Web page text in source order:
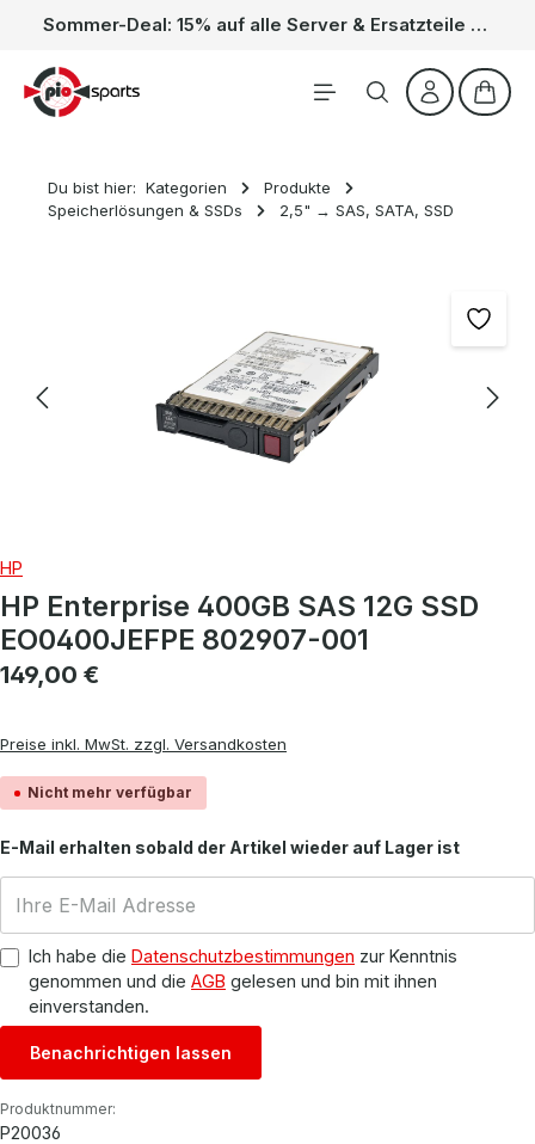
Zum Hauptinhalt springen Sommer-Deal: 15% auf alle Server & Ersatzteile – Kein Code nötig, der Rabatt wird automatisch im Warenkorb abgezogen. Gültig vom 01.06. bis 31.08.
Du bist hier: Kategorien
Produkte
Speicherlösungen & SSDs
2,5" → SAS, SATA, SSD
HP
HP Enterprise 400GB SAS 12G SSD
EO0400JEFPE 802907-001
Regulärer Preis:
149,00 €
Preise inkl. MwSt. zzgl. Versandkosten
Nicht mehr verfügbar
E-Mail erhalten sobald der Artikel wieder auf Lager ist
Ich habe die Datenschutzbestimmungen zur Kenntnis
genommen und die AGB gelesen und bin mit ihnen
einverstanden.
Benachrichtigen lassen
Produktnummer:
P20036